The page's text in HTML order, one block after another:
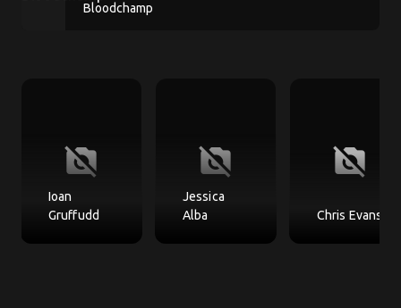
Bloodchamp
no_photography
Ioan
Gruffudd
no_photography
Jessica
Alba
no_photography
Chris Evans